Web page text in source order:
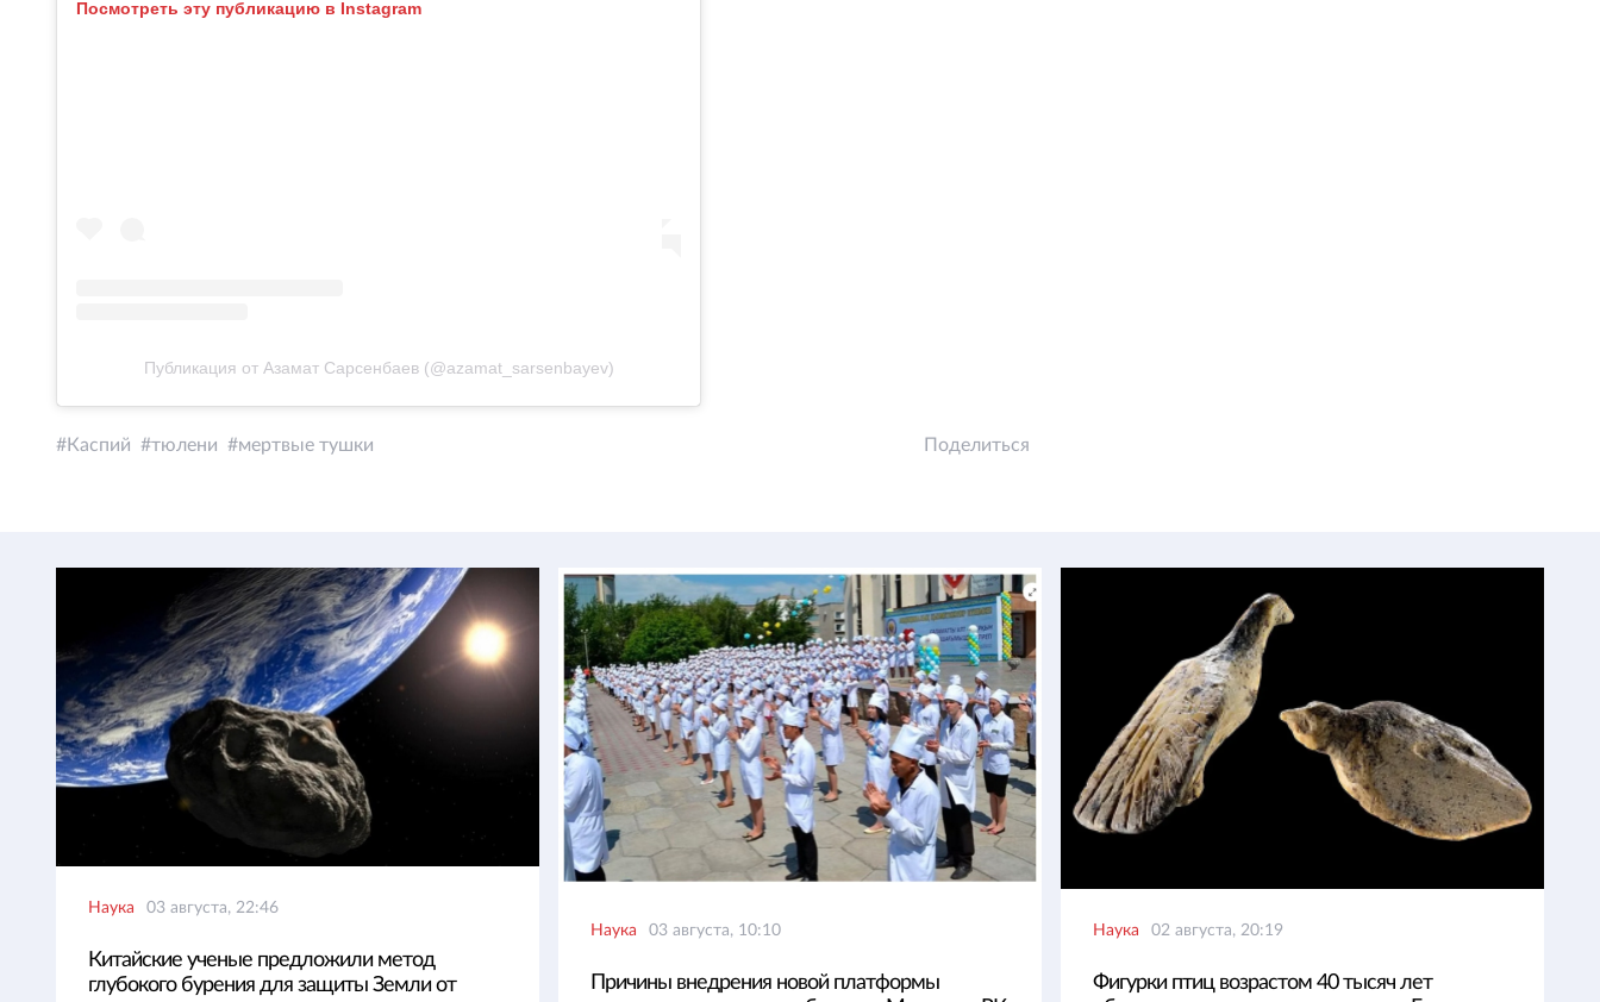
Посмотреть эту публикацию в Instagram
Публикация от Азамат Сарсенбаев (@azamat_sarsenbayev)
Каспий тюлени мертвые тушки Поделиться
Наука 03 августа, 22:46
Китайские ученые предложили метод
глубокого бурения для защиты Земли от
Наука 03 августа, 10:10
Причины внедрения новой платформы
Наука 02 августа, 20:19
Фигурки птиц возрастом 40 тысяч лет